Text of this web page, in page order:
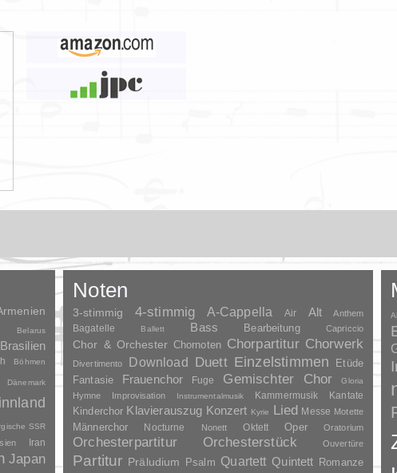
Belarus
Brasilien
Böhmen
Dänemark
SSR
Iran
Japan
Noten
3-stimmig 4-stimmig A-Cappella Air Alt Anthem
Bagatelle Ballett Bass Bearbeitung Capriccio
Chor & Orchester Chornoten Chorpartitur Chorwerk
Divertimento Download Duett Einzelstimmen Etüde
Fantasie Frauenchor Fuge Gemischter Chor Gloria
Hymne Improvisation Instrumentalmusik Kammermusik Kantate
Kinderchor Klavierauszug Konzert Kyrie Lied Messe Motette
Männerchor Nocturne Nonett Oktett Oper Oratorium
Orchesterpartitur Orchesterstück Ouvertüre
Partitur Präludium Psalm Quartett Quintett Romanze